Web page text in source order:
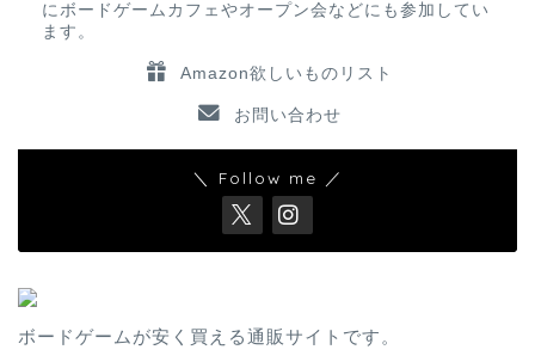
にボードゲームカフェやオープン会などにも参加してい
ます。
Amazon欲しいものリスト
お問い合わせ
＼ Follow me ／
ボードゲームが安く買える通販サイトです。